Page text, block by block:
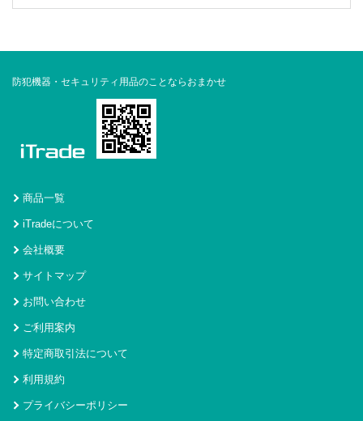
防犯機器・セキュリティ用品のことならおまかせ
商品一覧
iTradeについて
会社概要
サイトマップ
お問い合わせ
ご利用案内
特定商取引法について
利用規約
プライバシーポリシー